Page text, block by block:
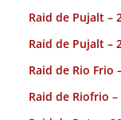
Raid de Pujalt –
Raid de Pujalt –
Raid de Rio Frio
Raid de Riofrio –